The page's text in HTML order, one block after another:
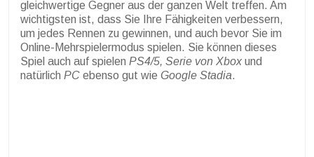
gleichwertige Gegner aus der ganzen Welt treffen. Am
wichtigsten ist, dass Sie Ihre Fähigkeiten verbessern,
um jedes Rennen zu gewinnen, und auch bevor Sie im
Online-Mehrspielermodus spielen. Sie können dieses
Spiel auch auf spielen PS4/5, Serie von Xbox und
natürlich PC ebenso gut wie Google Stadia.